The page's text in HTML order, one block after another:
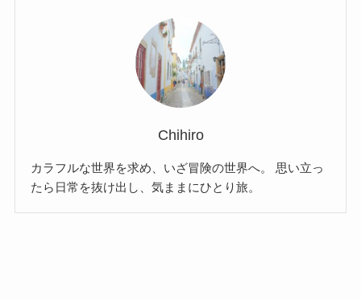
Chihiro
カラフルな世界を求め、いざ冒険の世界へ。 思い立っ
たら日常を抜け出し、気ままにひとり旅。